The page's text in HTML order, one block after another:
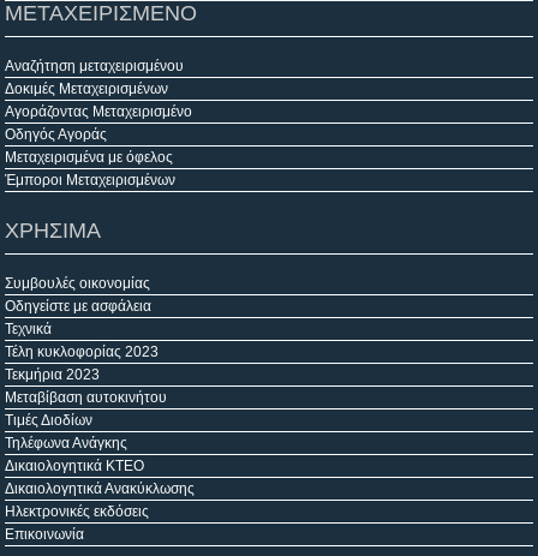
ΜΕΤΑΧΕΙΡΙΣΜΕΝΟ
Αναζήτηση μεταχειρισμένου
Δοκιμές Μεταχειρισμένων
Αγοράζοντας Μεταχειρισμένο
Οδηγός Αγοράς
Μεταχειρισμένα με όφελος
Έμποροι Μεταχειρισμένων
ΧΡΗΣΙΜΑ
Συμβουλές οικονομίας
Οδηγείστε με ασφάλεια
Τεχνικά
Τέλη κυκλοφορίας 2023
Τεκμήρια 2023
Μεταβίβαση αυτοκινήτου
Τιμές Διοδίων
Τηλέφωνα Ανάγκης
Δικαιολογητικά ΚΤΕΟ
Δικαιολογητικά Ανακύκλωσης
Ηλεκτρονικές εκδόσεις
Επικοινωνία